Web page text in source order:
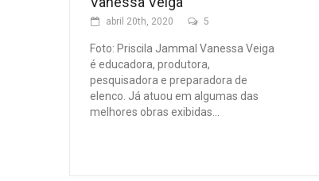
abril 20th, 2020 5
Foto: Priscila Jammal Vanessa Veiga
é educadora, produtora,
pesquisadora e preparadora de
elenco. Já atuou em algumas das
melhores obras exibidas...